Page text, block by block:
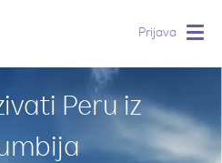
Prijava
Peru iz